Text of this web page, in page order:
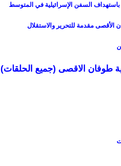
باستهداف السفن الإسرائيلية في المتوسط
طوفان الاقصى (جميع الحلقات)